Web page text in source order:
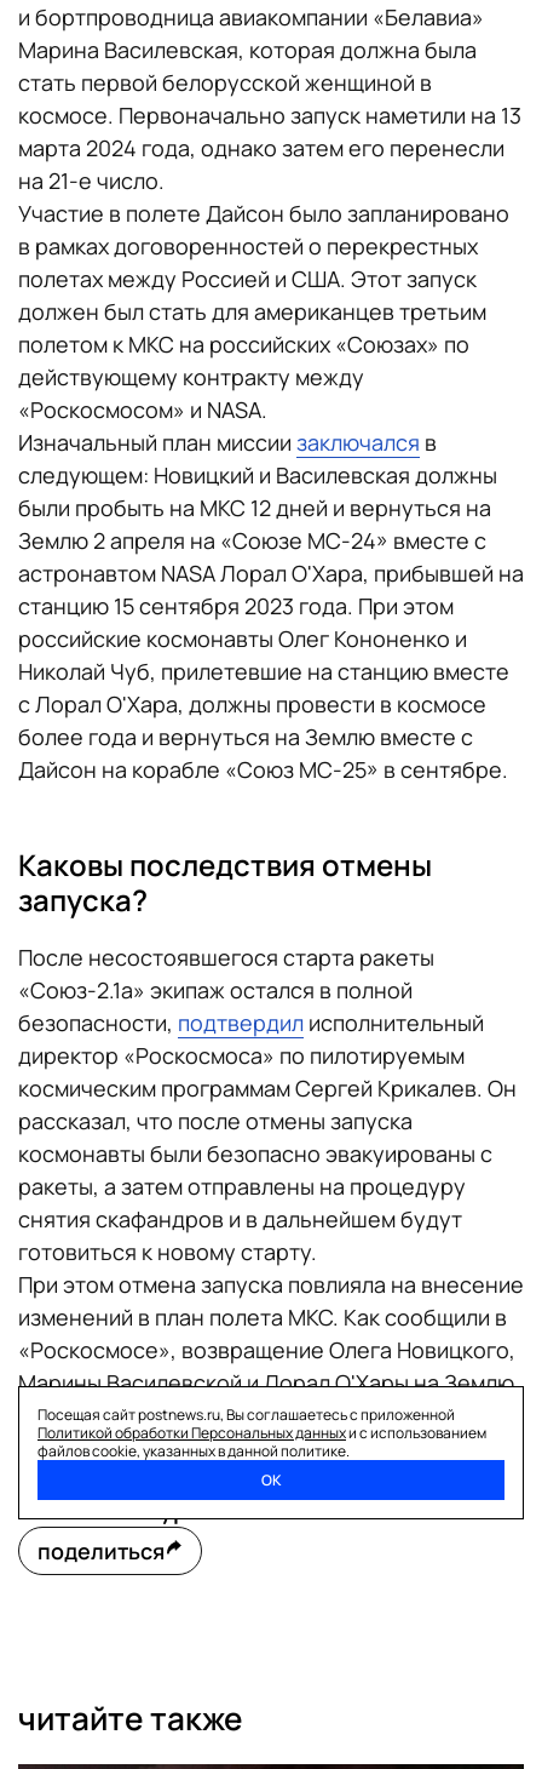
и бортпроводница авиакомпании «Белавиа»
Марина Василевская, которая должна была
стать первой белорусской женщиной в
космосе. Первоначально запуск наметили на 13
марта 2024 года, однако затем его перенесли
на 21-е число.
Участие в полете Дайсон было запланировано
в рамках договоренностей о перекрестных
полетах между Россией и США. Этот запуск
должен был стать для американцев третьим
полетом к МКС на российских «Союзах» по
действующему контракту между
«Роскосмосом» и NASA.
Изначальный план миссии заключался в
следующем: Новицкий и Василевская должны
были пробыть на МКС 12 дней и вернуться на
Землю 2 апреля на «Союзе МС-24» вместе с
астронавтом NASA Лорал О'Хара, прибывшей на
станцию 15 сентября 2023 года. При этом
российские космонавты Олег Кононенко и
Николай Чуб, прилетевшие на станцию вместе
с Лорал О'Хара, должны провести в космосе
более года и вернуться на Землю вместе с
Дайсон на корабле «Союз МС-25» в сентябре.
Каковы последствия отмены
запуска?
После несостоявшегося старта ракеты
«Союз-2.1а» экипаж остался в полной
безопасности, подтвердил исполнительный
директор «Роскосмоса» по пилотируемым
космическим программам Сергей Крикалев. Он
рассказал, что после отмены запуска
космонавты были безопасно эвакуированы с
ракеты, а затем отправлены на процедуру
снятия скафандров и в дальнейшем будут
готовиться к новому старту.
При этом отмена запуска повлияла на внесение
изменений в план полета МКС. Как сообщили в
«Роскосмосе», возвращение Олега Новицкого,
Марины Василевской и Лорал О'Хары на Землю
былоперенесенона 6 апреля.
Анастасия Туркова
поделиться
читайте также
Посещая сайт postnews.ru, Вы соглашаетесь с приложенной
Политикой обработки Персональных данныхи с использованием
файлов cookie, указанных в данной политике.
ОК